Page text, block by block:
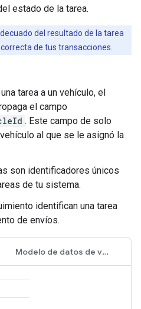
estado de la tarea.
del resultado de la tarea
de tus transacciones.
tarea a un vehículo, el
el campo
. Este campo de solo
al que se le asignó la
son identificadores únicos
de tu sistema.
identifican una tarea
de envíos.
Modelo de datos de vehículos